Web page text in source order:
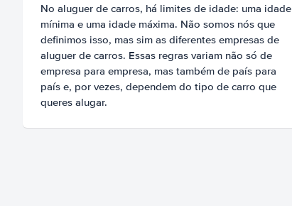
No aluguer de carros, há limites de idade: uma idade
mínima e uma idade máxima. Não somos nós que
definimos isso, mas sim as diferentes empresas de
aluguer de carros. Essas regras variam não só de
empresa para empresa, mas também de país para
país e, por vezes, dependem do tipo de carro que
queres alugar.